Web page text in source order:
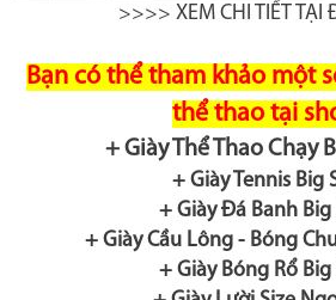
>>>> XEM CHI TIẾT
Bạn có thể tham khảo một
thể thao tại
+ Giày Thể Thao Chạy
+ Giày Tennis Big
+ Giày Đá Banh Big
+ Giày Cầu Lông - Bóng
+ Giày Bóng Rổ Big